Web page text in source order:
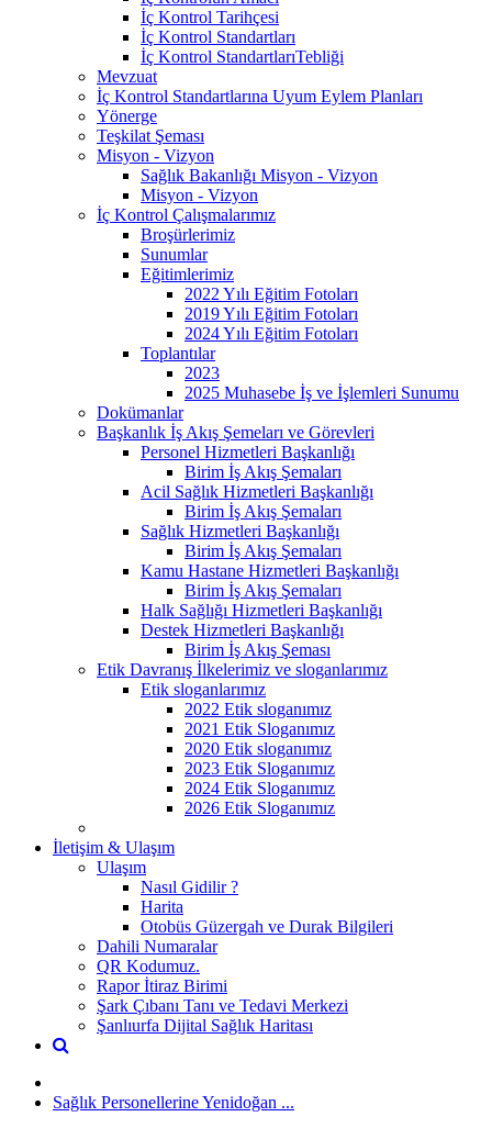
İç Kontrol Tarihçesi
İç Kontrol Standartları
İç Kontrol StandartlarıTebliği
Mevzuat
İç Kontrol Standartlarına Uyum Eylem Planları
Yönerge
Teşkilat Şeması
Misyon - Vizyon
Sağlık Bakanlığı Misyon - Vizyon
Misyon - Vizyon
İç Kontrol Çalışmalarımız
Broşürlerimiz
Sunumlar
Eğitimlerimiz
2022 Yılı Eğitim Fotoları
2019 Yılı Eğitim Fotoları
2024 Yılı Eğitim Fotoları
Toplantılar
2023
2025 Muhasebe İş ve İşlemleri Sunumu
Dokümanlar
Başkanlık İş Akış Şemeları ve Görevleri
Personel Hizmetleri Başkanlığı
Birim İş Akış Şemaları
Acil Sağlık Hizmetleri Başkanlığı
Birim İş Akış Şemaları
Sağlık Hizmetleri Başkanlığı
Birim İş Akış Şemaları
Kamu Hastane Hizmetleri Başkanlığı
Birim İş Akış Şemaları
Halk Sağlığı Hizmetleri Başkanlığı
Destek Hizmetleri Başkanlığı
Birim İş Akış Şeması
Etik Davranış İlkelerimiz ve sloganlarımız
Etik sloganlarımız
2022 Etik sloganımız
2021 Etik Sloganımız
2020 Etik sloganımız
2023 Etik Sloganımız
2024 Etik Sloganımız
2026 Etik Sloganımız
İletişim & Ulaşım
Ulaşım
Nasıl Gidilir ?
Harita
Otobüs Güzergah ve Durak Bilgileri
Dahili Numaralar
QR Kodumuz.
Rapor İtiraz Birimi
Şark Çıbanı Tanı ve Tedavi Merkezi
Şanlıurfa Dijital Sağlık Haritası
Sağlık Personellerine Yenidoğan ...